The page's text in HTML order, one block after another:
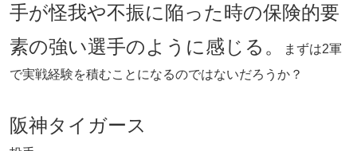
手が怪我や不振に陥った時の保険的要
素の強い選手のように感じる。
まずは2軍
で実戦経験を積むことになるのではないだろうか？
阪神タイガース